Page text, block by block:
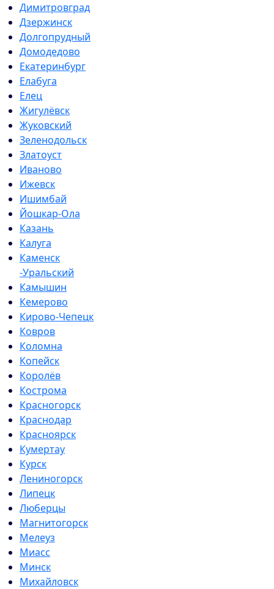
Димитровград
Дзержинск
Долгопрудный
Домодедово
Екатеринбург
Елабуга
Елец
Жигулёвск
Жуковский
Зеленодольск
Златоуст
Иваново
Ижевск
Ишимбай
Йошкар-Ола
Казань
Калуга
Каменск
-Уральский
Камышин
Кемерово
Кирово-Чепецк
Ковров
Коломна
Копейск
Королёв
Кострома
Красногорск
Краснодар
Красноярск
Кумертау
Курск
Лениногорск
Липецк
Люберцы
Магнитогорск
Мелеуз
Миасс
Минск
Михайловск